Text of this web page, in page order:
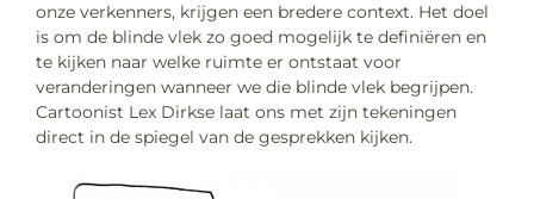
onze verkenners, krijgen een bredere context. Het doel
is om de blinde vlek zo goed mogelijk te definiëren en
te kijken naar welke ruimte er ontstaat voor
veranderingen wanneer we die blinde vlek begrijpen.
Cartoonist Lex Dirkse laat ons met zijn tekeningen
direct in de spiegel van de gesprekken kijken.